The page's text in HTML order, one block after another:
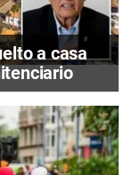
a casa